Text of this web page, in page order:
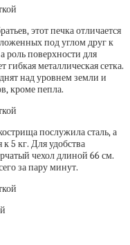
этот печка отличается
под углом друг к
роль поверхности для
металлическая сетка.
над уровнем земли и
кроме пепла.
послужила сталь, а
5 кг. Для удобства
чехол длиной 66 см.
за пару минут.